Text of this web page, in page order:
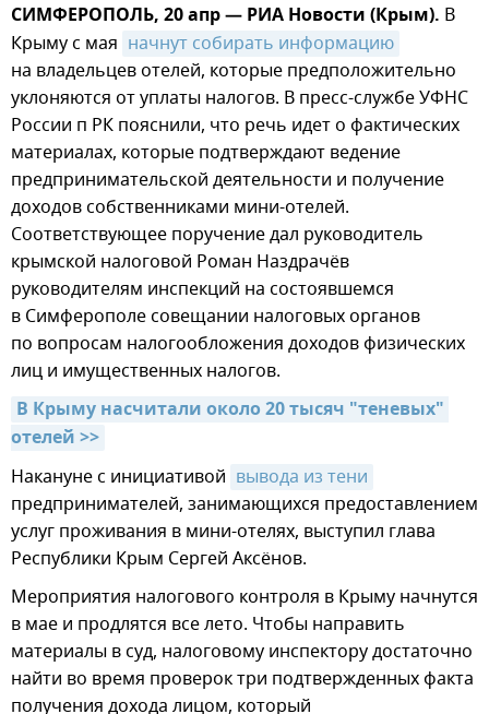
СИМФЕРОПОЛЬ, 20 апр — РИА Новости (Крым). В
Крыму с мая начнут собирать информацию
на владельцев отелей, которые предположительно
уклоняются от уплаты налогов. В пресс-службе УФНС
России п РК пояснили, что речь идет о фактических
материалах, которые подтверждают ведение
предпринимательской деятельности и получение
доходов собственниками мини-отелей.
Соответствующее поручение дал руководитель
крымской налоговой Роман Наздрачёв
руководителям инспекций на состоявшемся
в Симферополе совещании налоговых органов
по вопросам налогообложения доходов физических
лиц и имущественных налогов.
В Крыму насчитали около 20 тысяч "теневых"
отелей >>
Накануне с инициативой вывода из тени
предпринимателей, занимающихся предоставлением
услуг проживания в мини-отелях, выступил глава
Республики Крым Сергей Аксёнов.
Мероприятия налогового контроля в Крыму начнутся
в мае и продлятся все лето. Чтобы направить
материалы в суд, налоговому инспектору достаточно
найти во время проверок три подтвержденных факта
получения дохода лицом, который